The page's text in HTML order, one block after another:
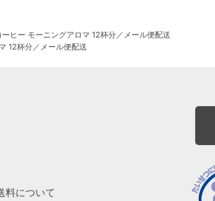
ヒー モーニングアロマ 12杯分／メール便配送
12杯分／メール便配送
料について